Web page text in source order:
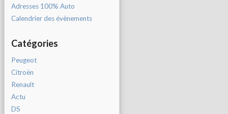
Adresses 100% Auto
Calendrier des évènements
Catégories
Peugeot
Citroën
Renault
Actu
DS